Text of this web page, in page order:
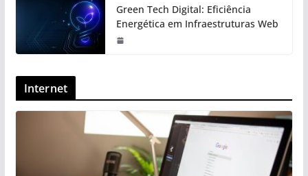
Green Tech Digital: Eficiência
Energética em Infraestruturas Web
Internet